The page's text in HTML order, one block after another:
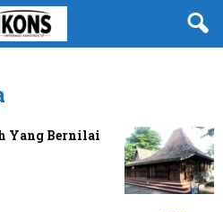
Yang Bernilai